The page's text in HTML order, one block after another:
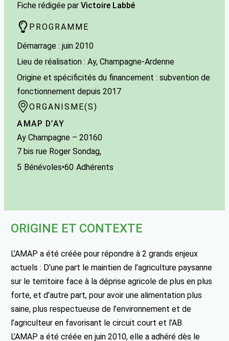
Fiche rédigée par Victoire Labbé
PROGRAMME
Démarrage : juin 2010
Lieu de réalisation : Ay, Champagne-Ardenne
Origine et spécificités du financement : subvention de
fonctionnement depuis 2017
ORGANISME(S)
AMAP D’AY
Ay Champagne – 20160
7 bis rue Roger Sondag,
5 Bénévoles•60 Adhérents
ORIGINE ET CONTEXTE
L’AMAP a été créée pour répondre à 2 grands enjeux
actuels : D’une part le maintien de l’agriculture paysanne
sur le territoire face à la déprise agricole de plus en plus
forte, et d’autre part, pour avoir une alimentation plus
saine, plus respectueuse de l’environnement et de
l’agriculteur en favorisant le circuit court et l’AB.
L’AMAP a été créée en juin 2010, elle a adhéré dès le